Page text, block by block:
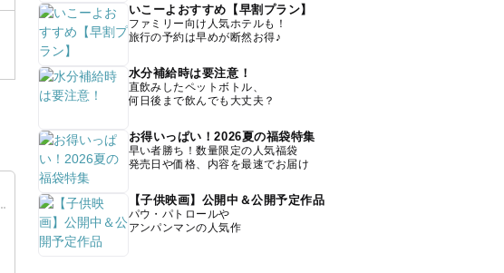
いこーよおすすめ【早割プラン】
ファミリー向け人気ホテルも！
旅行の予約は早めが断然お得♪
水分補給時は要注意！
直飲みしたペットボトル、
何日後まで飲んでも大丈夫？
お得いっぱい！2026夏の福袋特集
早い者勝ち！数量限定の人気福袋
発売日や価格、内容を最速でお届け
【子供映画】公開中＆公開予定作品
パウ・パトロールや
アンパンマンの人気作